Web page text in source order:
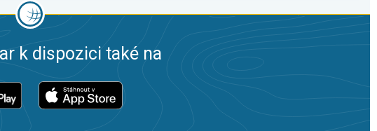
k dispozici také na